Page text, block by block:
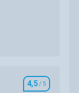
5,0/ 5
Hodnocení
4,5 / 5